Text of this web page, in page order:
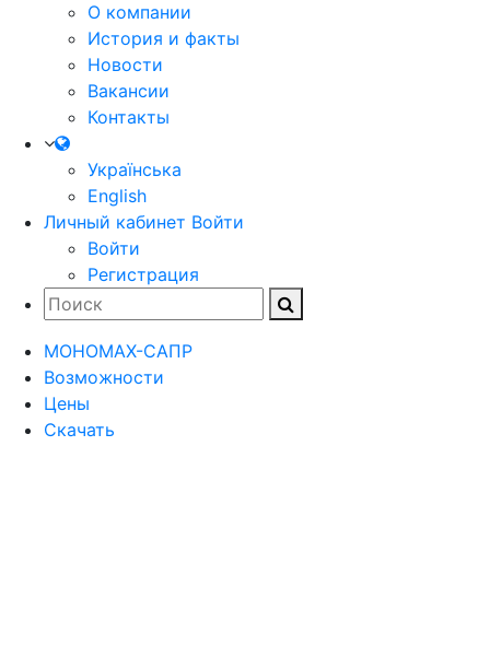
О компании
История и факты
Новости
Вакансии
Контакты
Українська
English
Личный кабинет Войти
Войти
Регистрация
МОНОМАХ-САПР
Возможности
Цены
Скачать